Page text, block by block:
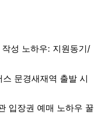
성 노하우: 지원동기/
문경새재역 출발 시
입장권 예매 노하우 꿀